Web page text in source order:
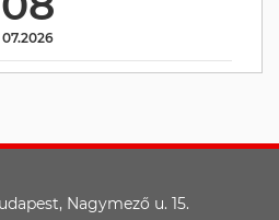
07.2026
Nagymező u. 15.